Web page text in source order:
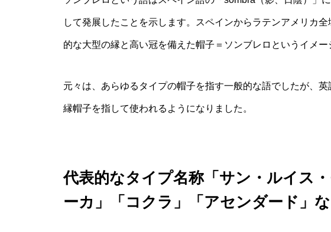
して発展したことを示します。スペインからラテンアメリカ
的な大型の縁と高い冠を備えた帽子＝ソンブレロというイメー
元々は、あらゆるタイプの帽子を指す一般的な語でしたが、
縁帽子を指して使われるようになりました。
代表的なタイプ名称「サン・ルイス
ーカ」「コクラ」「アセンダード」